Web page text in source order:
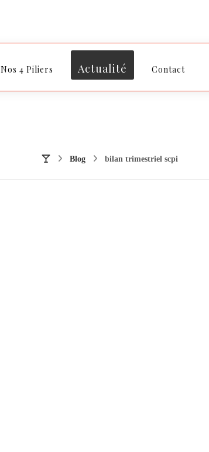
Nos 4 Piliers Actualité Contact
Blog bilan trimestriel scpi